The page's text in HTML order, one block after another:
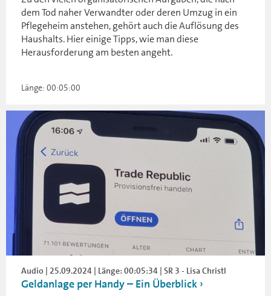
dem Tod naher Verwandter oder deren Umzug in ein
Pflegeheim anstehen, gehört auch die Auflösung des
Haushalts. Hier einige Tipps, wie man diese
Herausforderung am besten angeht.
Länge: 00:05:00
Audio | 25.09.2024 | Länge: 00:05:34 | SR 3 - Lisa Christl
Geldanlage per Handy – Ein Überblick